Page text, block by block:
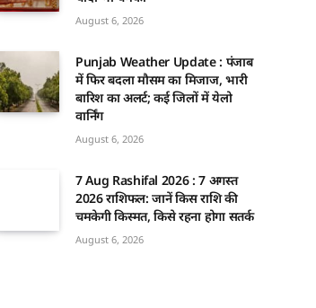
August 6, 2026
Punjab Weather Update : पंजाब
में फिर बदला मौसम का मिजाज, भारी
बारिश का अलर्ट; कई जिलों में येलो
वार्निंग
August 6, 2026
7 Aug Rashifal 2026 : 7 अगस्त
2026 राशिफल: जानें किस राशि की
चमकेगी किस्मत, किसे रहना होगा सतर्क
August 6, 2026